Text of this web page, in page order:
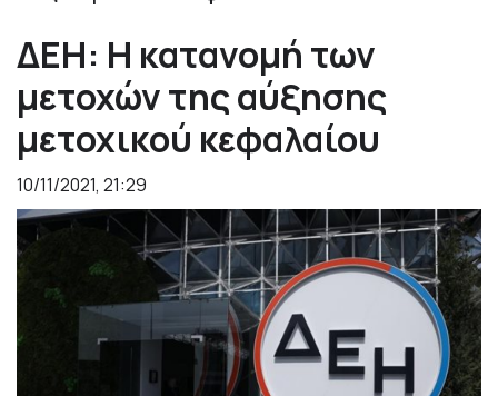
ΔΕΗ: Η κατανομή των
μετοχών της αύξησης
μετοχικού κεφαλαίου
10/11/2021, 21:29